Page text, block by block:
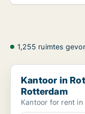
1,255 ruimtes
Kantoor in Rotterdam
Kantoor in
Rotterdam
Kantoor for rent